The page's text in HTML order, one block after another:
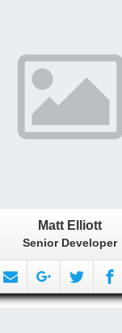
Matt Elliott
Senior Developer